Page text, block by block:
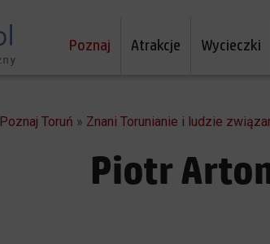
Poznaj Atrakcje Wycieczki
Poznaj Toruń » Znani Torunianie i ludzie
Piotr